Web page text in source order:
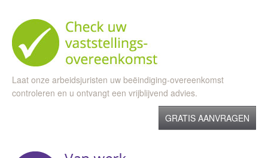
Laat onze arbeidsjuristen uw beëindiging-overeenkomst
controleren en u ontvangt een vrijblijvend advies.
GRATIS AANVRAGEN